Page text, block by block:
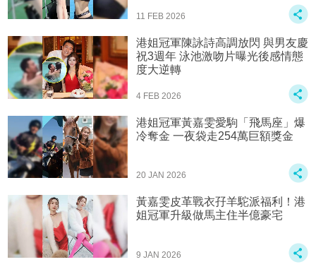
11 FEB 2026
港姐冠軍陳詠詩高調放閃 與男友慶
祝3週年 泳池激吻片曝光後感情態
度大逆轉
4 FEB 2026
港姐冠軍黃嘉雯愛駒「飛馬座」爆
冷奪金 一夜袋走254萬巨額獎金
20 JAN 2026
黃嘉雯皮革戰衣孖羊駝派福利！港
姐冠軍升級做馬主住半億豪宅
9 JAN 2026